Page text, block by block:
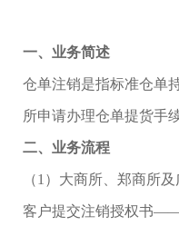
一、业务简述
仓单注销是指标准仓单
所申请办理仓单提货手
二、业务流程
（1）大商所、郑商所
客户提交注销授权书——